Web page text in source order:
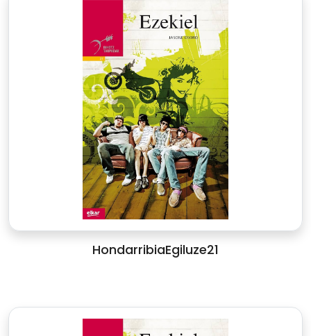
HondarribiaEgiluze21